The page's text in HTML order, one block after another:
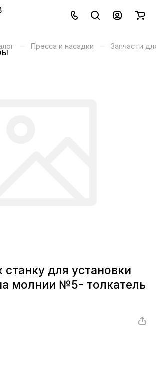
– Пресса и насадки – Запчасти
станку для установки
молнии №5- толкатель